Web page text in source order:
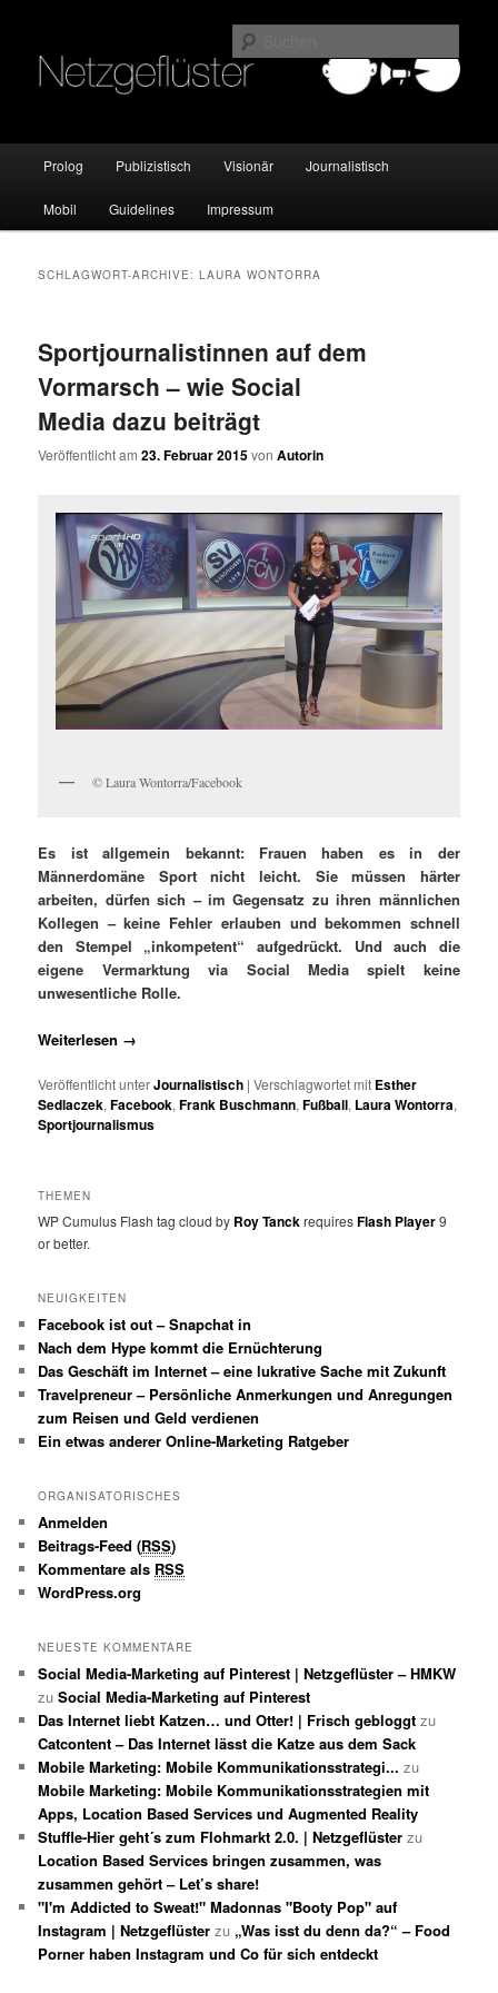
Netzgeflüster
Zum
Inhalt
Zum
sekundären
Prolog Publizistisch Visionär Journalistisch
Mobil Guidelines Impressum
SCHLAGWORT-ARCHIVE:LAURA WONTORRA
Sportjournalistinnen auf dem
Vormarsch – wie Social
Media dazu beiträgt
Veröffentlicht am23. Februar 2015vonAutorin
© Laura Wontorra/Facebook
Es ist allgemein bekannt: Frauen haben es in der
Männerdomäne Sport nicht leicht. Sie müssen härter
arbeiten, dürfen sich – im Gegensatz zu ihren männlichen
Kollegen – keine Fehler erlauben und bekommen schnell
den Stempel „inkompetent“ aufgedrückt. Und auch die
eigene Vermarktung via Social Media spielt keine
unwesentliche Rolle.
Weiterlesen →
Veröffentlicht unterJournalistisch |Verschlagwortet mit Esther
Sedlaczek,Facebook,Frank Buschmann,Fußball, Laura Wontorra,
Sportjournalismus
THEMEN
WP Cumulus Flash tag cloud by Roy TanckrequiresFlash Player9
or better.
NEUIGKEITEN
Facebook ist out – Snapchat in
Nach dem Hype kommt die Ernüchterung
Das Geschäft im Internet – eine lukrative Sache mit Zukunft
Travelpreneur – Persönliche Anmerkungen und Anregungen
zum Reisen und Geld verdienen
Ein etwas anderer Online-Marketing Ratgeber
ORGANISATORISCHES
Anmelden
Beitrags-Feed (RSS)
Kommentare als RSS
WordPress.org
NEUESTE KOMMENTARE
Social Media-Marketing auf Pinterest | Netzgeflüster – HMKW
zuSocial Media-Marketing auf Pinterest
Das Internet liebt Katzen… und Otter! | Frisch gebloggt zu
Catcontent – Das Internet lässt die Katze aus dem Sack
Mobile Marketing: Mobile Kommunikationsstrategi... zu
Mobile Marketing: Mobile Kommunikationsstrategien mit
Apps, Location Based Services und Augmented Reality
Stuffle-Hier geht´s zum Flohmarkt 2.0. | Netzgeflüster zu
Location Based Services bringen zusammen, was
zusammen gehört – Let’s share!
"I'm Addicted to Sweat!" Madonnas "Booty Pop" auf
Instagram | Netzgeflüster zu „Was isst du denn da?“ – Food
Porner haben Instagram und Co für sich entdeckt